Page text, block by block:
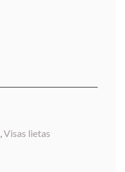
,Visas lietas